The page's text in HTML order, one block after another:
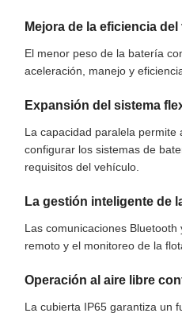
Mejora de la eficiencia
El menor peso de la batería
aceleración, manejo y
Expansión del sistema
La capacidad paralela permite
configurar los sistemas de
requisitos del vehículo.
La gestión inteligente de
Las comunicaciones
remoto y el monitoreo de la
Operación al aire libre
La cubierta IP65 garantiza un